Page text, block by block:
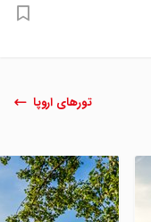
تورهای اروپا